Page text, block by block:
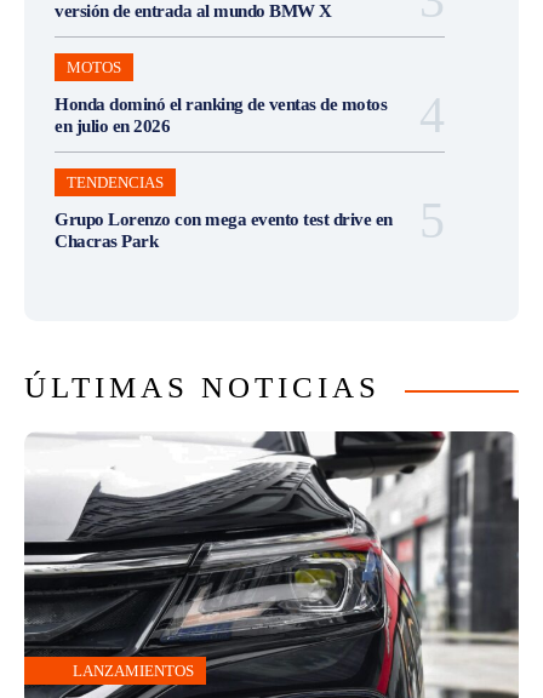
versión de entrada al mundo BMW X
MOTOS
Honda dominó el ranking de ventas de motos
en julio en 2026
TENDENCIAS
Grupo Lorenzo con mega evento test drive en
Chacras Park
ÚLTIMAS NOTICIAS
LANZAMIENTOS